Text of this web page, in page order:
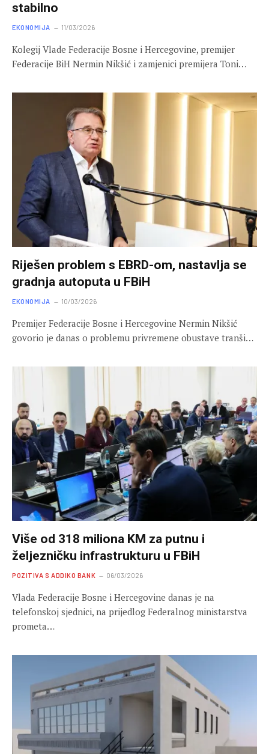
stabilno
EKONOMIJA 11/03/2026
Kolegij Vlade Federacije Bosne i Hercegovine, premijer
Federacije BiH Nermin Nikšić i zamjenici premijera Toni…
Riješen problem s EBRD-om, nastavlja se
gradnja autoputa u FBiH
EKONOMIJA 10/03/2026
Premijer Federacije Bosne i Hercegovine Nermin Nikšić
govorio je danas o problemu privremene obustave tranši…
Više od 318 miliona KM za putnu i
željezničku infrastrukturu u FBiH
POZITIVA S ADDIKO BANK 06/03/2026
Vlada Federacije Bosne i Hercegovine danas je na
telefonskoj sjednici, na prijedlog Federalnog ministarstva
prometa…